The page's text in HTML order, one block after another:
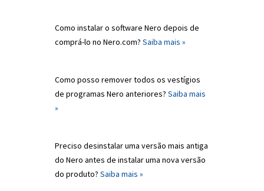
Como instalar o software Nero depois de
comprá-lo no Nero.com? Saiba mais »
Como posso remover todos os vestígios
de programas Nero anteriores? Saiba mais
»
Preciso desinstalar uma versão mais antiga
do Nero antes de instalar uma nova versão
do produto? Saiba mais »